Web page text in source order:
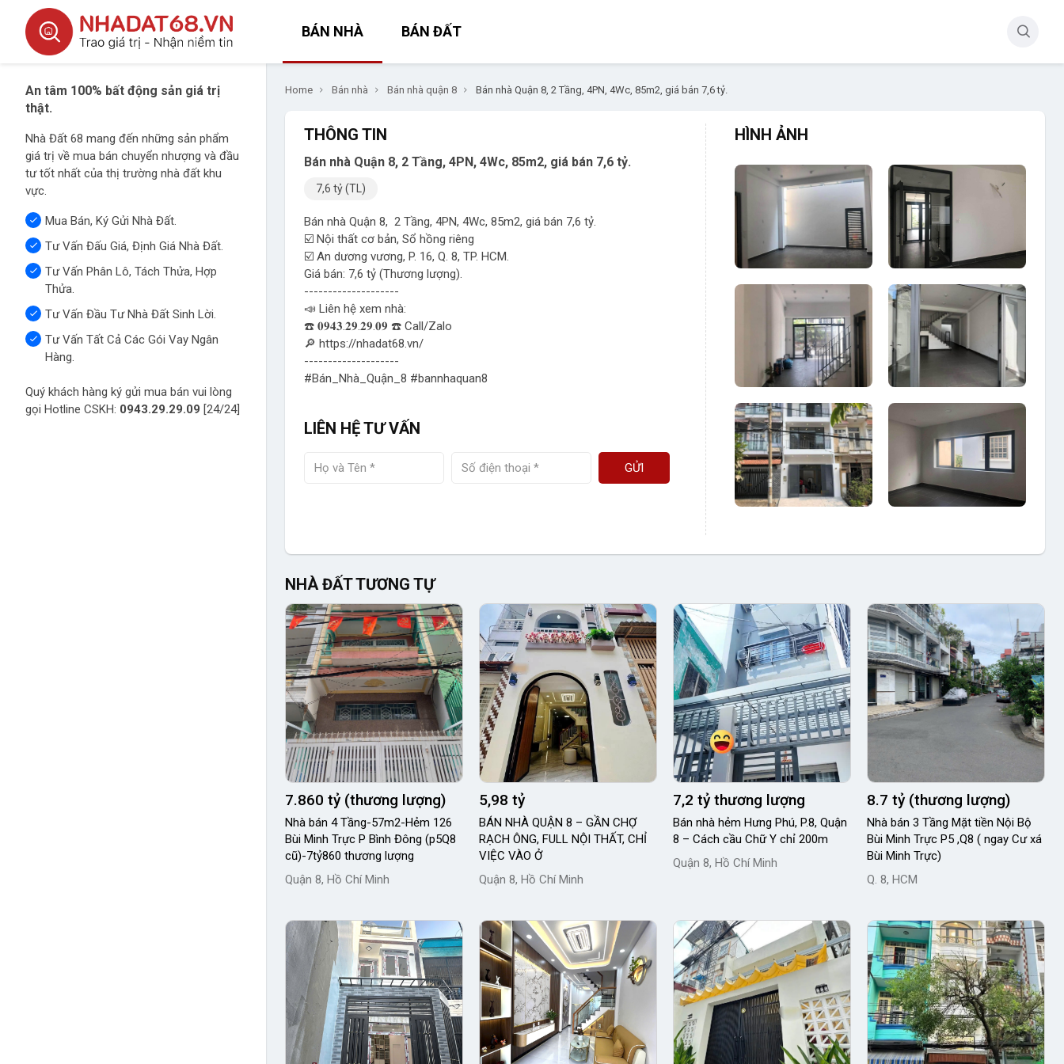
BÁN NHÀ BÁN ĐẤT
An tâm 100% bất động sản giá trị
thật.
Nhà Đất 68 mang đến những sản phẩm
giá trị về mua bán chuyển nhượng và đầu
tư tốt nhất của thị trường nhà đất khu
vực.
Mua Bán, Ký Gửi Nhà Đất.
Tư Vấn Đấu Giá, Định Giá Nhà Đất.
Tư Vấn Phân Lô, Tách Thửa, Hợp
Thửa.
Tư Vấn Đầu Tư Nhà Đất Sinh Lời.
Tư Vấn Tất Cả Các Gói Vay Ngân
Hàng.
Quý khách hàng ký gửi mua bán vui lòng
gọi Hotline CSKH: 0943.29.29.09 [24/24]
Home Bán nhà Bán nhà quận 8 Bán nhà Quận 8, 2 Tầng, 4PN, 4Wc, 85m2, giá bán 7,6 tỷ.
THÔNG TIN
Bán nhà Quận 8, 2 Tầng, 4PN, 4Wc, 85m2, giá bán 7,6 tỷ.
7,6 tỷ (TL)
Bán nhà Quận 8, 2 Tầng, 4PN, 4Wc, 85m2, giá bán 7,6 tỷ.
☑️ Nội thất cơ bản, Sổ hồng riêng
☑️ An dương vương, P. 16, Q. 8, TP. HCM.
Giá bán: 7,6 tỷ (Thương lượng).
--------------------
📣 Liên hệ xem nhà:
☎️ 𝟎𝟗𝟒𝟑.𝟐𝟗.𝟐𝟗.𝟎𝟗 ☎️ Call/Zalo
🔎 https://nhadat68.vn/
--------------------
#Bán_Nhà_Quận_8 #bannhaquan8
LIÊN HỆ TƯ VẤN
GỬI
HÌNH ẢNH
NHÀ ĐẤT TƯƠNG TỰ
7.860 tỷ (thương lượng)
Nhà bán 4 Tầng-57m2-Hẻm 126
Bùi Minh Trực P Bình Đông (p5Q8
cũ)-7tỷ860 thương lượng
Quận 8, Hồ Chí Minh
5,98 tỷ
BÁN NHÀ QUẬN 8 – GẦN CHỢ
RẠCH ÔNG, FULL NỘI THẤT, CHỈ
VIỆC VÀO Ở
Quận 8, Hồ Chí Minh
7,2 tỷ thương lượng
Bán nhà hẻm Hưng Phú, P.8, Quận
8 – Cách cầu Chữ Y chỉ 200m
Quận 8, Hồ Chí Minh
8.7 tỷ (thương lượng)
Nhà bán 3 Tầng Mặt tiền Nội Bộ
Bùi Minh Trực P5 ,Q8 ( ngay Cư xá
Bùi Minh Trực)
Q. 8, HCM